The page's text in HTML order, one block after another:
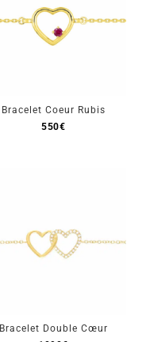
Bracelet Coeur Rubis
550€
Bracelet Double Cœur